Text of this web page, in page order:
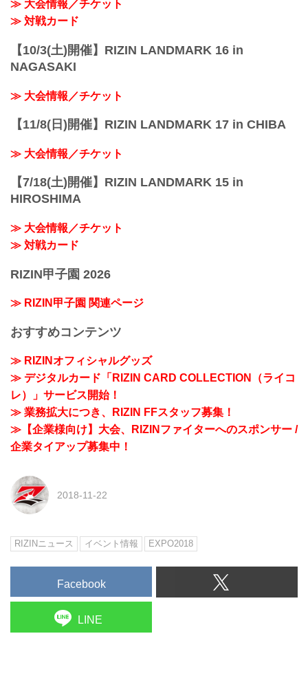
≫ 大会情報／チケット
≫ 対戦カード
【10/3(土)開催】RIZIN LANDMARK 16 in
NAGASAKI
≫ 大会情報／チケット
【11/8(日)開催】RIZIN LANDMARK 17 in CHIBA
≫ 大会情報／チケット
【7/18(土)開催】RIZIN LANDMARK 15 in
HIROSHIMA
≫ 大会情報／チケット
≫ 対戦カード
RIZIN甲子園 2026
≫ RIZIN甲子園 関連ページ
おすすめコンテンツ
≫ RIZINオフィシャルグッズ
≫ デジタルカード「RIZIN CARD COLLECTION（ライコ
レ）」サービス開始！
≫ 業務拡大につき、RIZIN FFスタッフ募集！
≫【企業様向け】大会、RIZINファイターへのスポンサー /
企業タイアップ募集中！
2018-11-22
RIZINニュース イベント情報 EXPO2018
Facebook
LINE